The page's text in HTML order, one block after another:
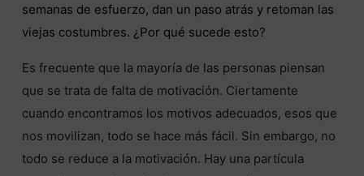
semanas de esfuerzo, dan un paso atrás y retoman las
viejas costumbres. ¿Por qué sucede esto?
Es frecuente que la mayoría de las personas piensan
que se trata de falta de motivación. Ciertamente
cuando encontramos los motivos adecuados, esos que
nos movilizan, todo se hace más fácil. Sin embargo, no
todo se reduce a la motivación. Hay una partícula